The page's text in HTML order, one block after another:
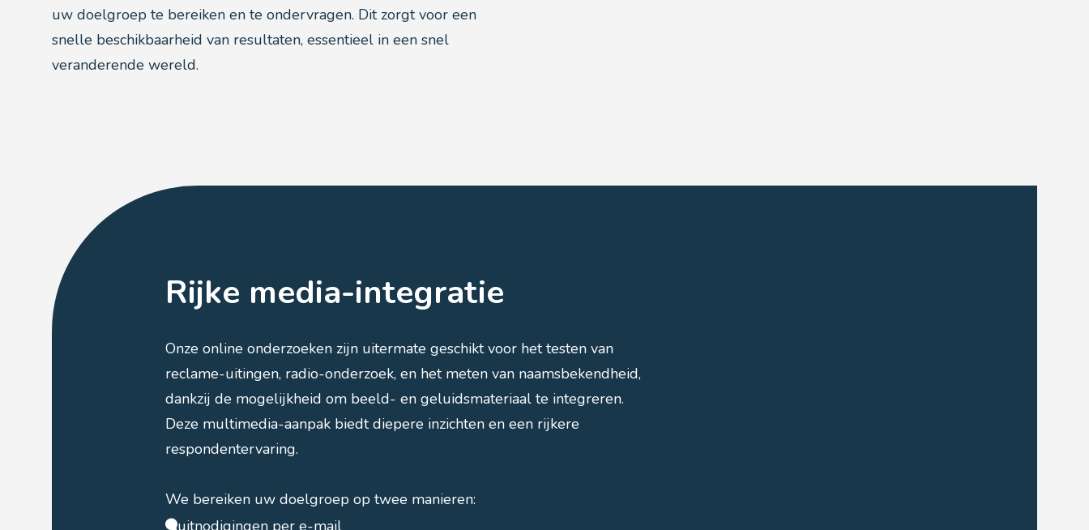
uw doelgroep te bereiken en te ondervragen. Dit zorgt voor een
snelle beschikbaarheid van resultaten, essentieel in een snel
veranderende wereld.
Rijke media-integratie
Onze online onderzoeken zijn uitermate geschikt voor het testen van
reclame-uitingen, radio-onderzoek, en het meten van naamsbekendheid,
dankzij de mogelijkheid om beeld- en geluidsmateriaal te integreren.
Deze multimedia-aanpak biedt diepere inzichten en een rijkere
respondentervaring.
We bereiken uw doelgroep op twee manieren:
uitnodigingen per e-mail